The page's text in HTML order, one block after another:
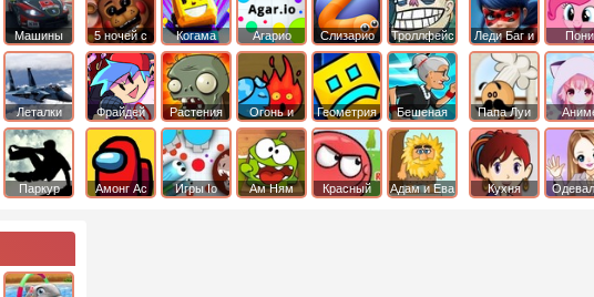
Машины
Леталки
Паркур
5 ночей с
фредди
Когама Агарио Слизарио
Троллфейс
квест
Фрайдей
Найт
Фанкин
Растения
против
Зомби
Огонь и
Вода
Геометрия
Даш
Бешеная
бабка
сбежала из
психушки
Амонг Ас Игры Io Ам Ням
Красный
Адам и Ева
Леди Баг и
Супер Кот
Пони
Дружба
Папа Луи
Кухня